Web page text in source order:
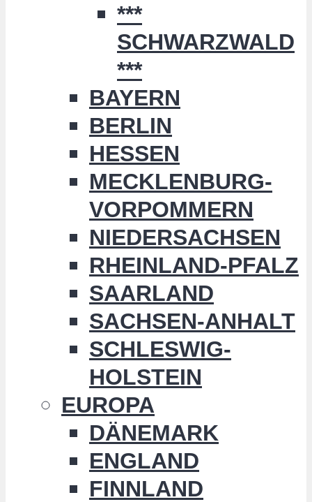
***
SCHWARZWALD
***
BAYERN
BERLIN
HESSEN
MECKLENBURG-
VORPOMMERN
NIEDERSACHSEN
RHEINLAND-PFALZ
SAARLAND
SACHSEN-ANHALT
SCHLESWIG-
HOLSTEIN
EUROPA
DÄNEMARK
ENGLAND
FINNLAND